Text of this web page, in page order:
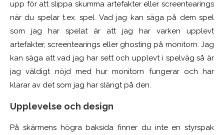
upp för att slippa skumma artefakter eller screentearings
när du spelar t.ex. spel. Vad jag kan säga på dem spel
som jag har spelat är att jag har varken upplevt
artefakter, screentearings eller ghosting på monitorn. Jag
kan säga att vad jag har sett och upplevt i spelväg så är
jag väldigt nöjd med hur monitorn fungerar och har
klarar av det som jag har slängt på den.
Upplevelse och design
På skärmens högra baksida finner du inte en styrspak